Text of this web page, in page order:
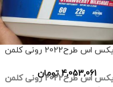
اس طرح2022 رونی کلمن
4,053,061 تومان اس طرح2022 رونی کلمن